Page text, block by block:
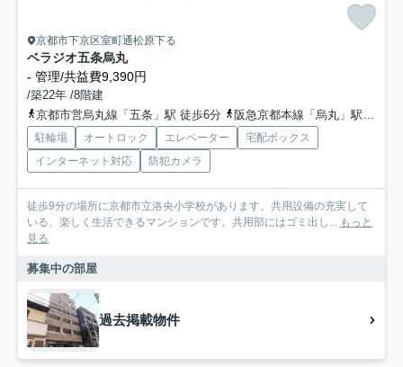
京都市下京区室町通松原下る
ベラジオ五条烏丸
- 管理/共益費9,390円
/築22年 /8階建
京都市営烏丸線「五条」駅 徒歩6分
阪急京都本線「烏丸」駅 徒歩11分
駐輪場 オートロック エレベーター
宅配ボックス
インターネット対応
防犯カメラ
徒歩9分の場所に京都市立洛央小学校があります。共用設備の充実して
いる、楽しく生活できるマンションです。共用部にはゴミ出し... もっと
見る
募集中の部屋
過去掲載物件